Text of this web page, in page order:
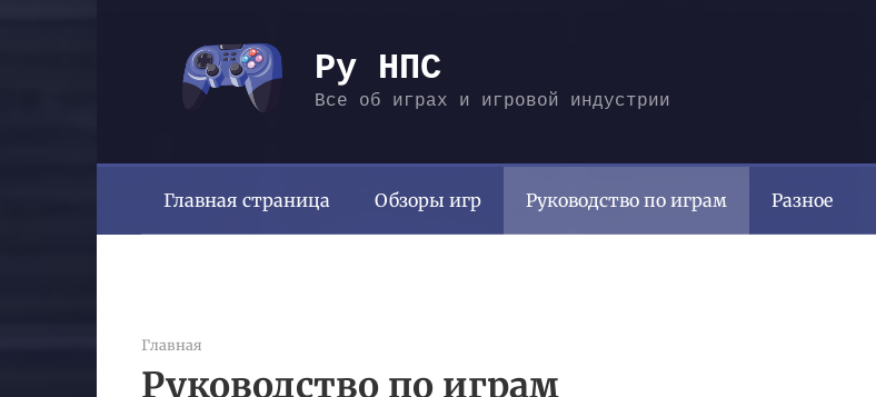
Ру НПС
Все об играх и игровой индустрии
Главная страница Обзоры игр Руководство по играм Разное
Главная
Руководство по играм